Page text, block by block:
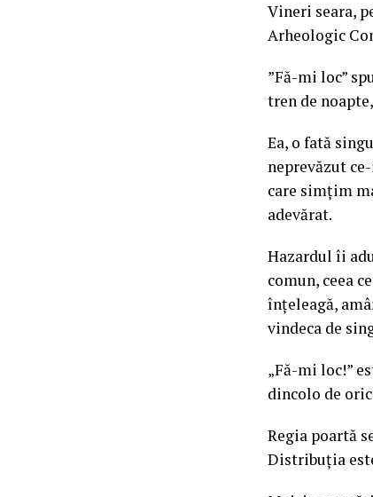
Vineri seara,
Arheologic
”Fă-mi loc”
tren de
Ea, o fată
neprevăzut
care simțim
adevărat.
Hazardul îi
comun, ceea
înțeleagă,
vindeca de
„Fă-mi loc!”
dincolo de
Regia poartă
Distribuţia